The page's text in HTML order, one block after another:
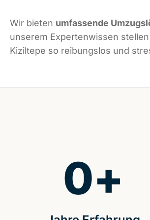
Wir bieten umfassende
unserem Expertenwissen
Kiziltepe so reibungslos und
0+